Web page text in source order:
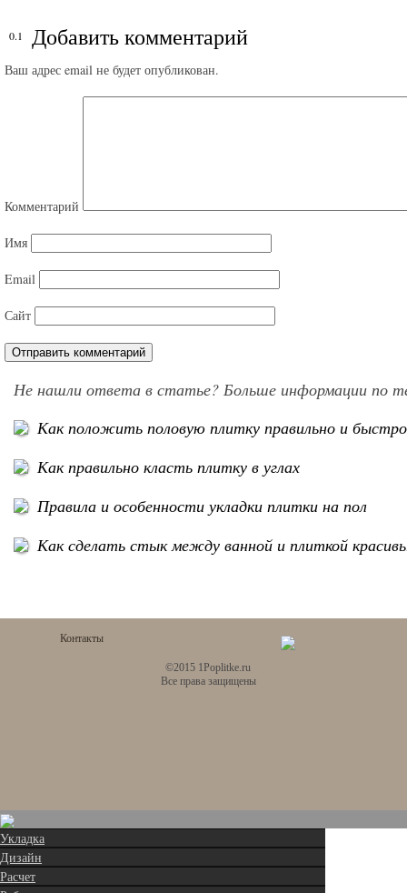
Добавить комментарий
Ваш адрес email не будет опубликован.
Комментарий
Имя
Email
Сайт
Не нашли ответа в статье? Больше информации по
Как положить половую плитку правильно и
Как правильно класть плитку в углах
Правила и особенности укладки плитки на пол
Как сделать стык между ванной и плиткой
Контакты
©2015 1Poplitke.ru
Все права защищены
Укладка
Дизайн
Расчет